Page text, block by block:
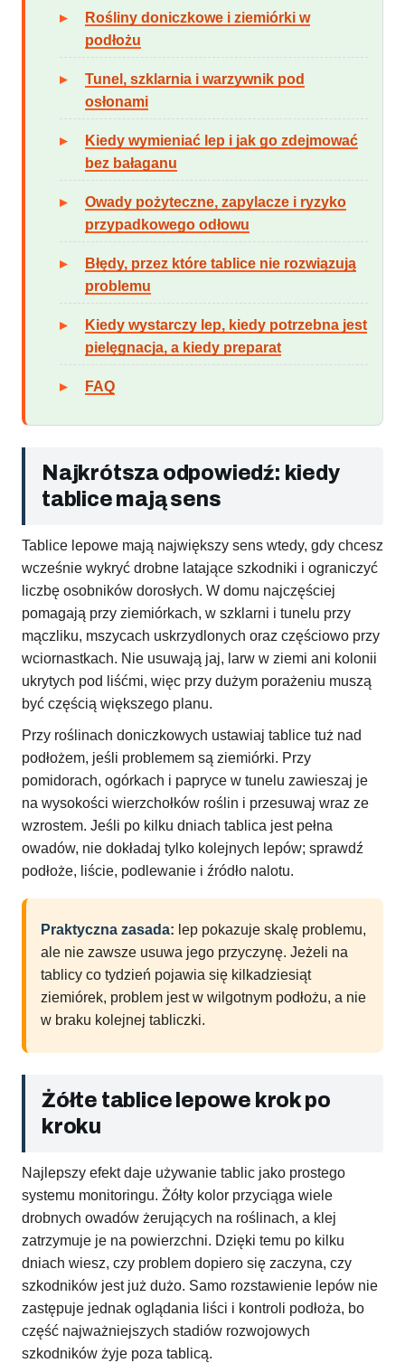
Rośliny doniczkowe i ziemiórki w
podłożu
Tunel, szklarnia i warzywnik pod
osłonami
Kiedy wymieniać lep i jak go zdejmować
bez bałaganu
Owady pożyteczne, zapylacze i ryzyko
przypadkowego odłowu
Błędy, przez które tablice nie rozwiązują
problemu
Kiedy wystarczy lep, kiedy potrzebna jest
pielęgnacja, a kiedy preparat
FAQ
Najkrótsza odpowiedź: kiedy
tablice mają sens
Tablice lepowe mają największy sens wtedy, gdy chcesz
wcześnie wykryć drobne latające szkodniki i ograniczyć
liczbę osobników dorosłych. W domu najczęściej
pomagają przy ziemiórkach, w szklarni i tunelu przy
mączliku, mszycach uskrzydlonych oraz częściowo przy
wciornastkach. Nie usuwają jaj, larw w ziemi ani kolonii
ukrytych pod liśćmi, więc przy dużym porażeniu muszą
być częścią większego planu.
Przy roślinach doniczkowych ustawiaj tablice tuż nad
podłożem, jeśli problemem są ziemiórki. Przy
pomidorach, ogórkach i papryce w tunelu zawieszaj je
na wysokości wierzchołków roślin i przesuwaj wraz ze
wzrostem. Jeśli po kilku dniach tablica jest pełna
owadów, nie dokładaj tylko kolejnych lepów; sprawdź
podłoże, liście, podlewanie i źródło nalotu.
Praktyczna zasada: lep pokazuje skalę problemu,
ale nie zawsze usuwa jego przyczynę. Jeżeli na
tablicy co tydzień pojawia się kilkadziesiąt
ziemiórek, problem jest w wilgotnym podłożu, a nie
w braku kolejnej tabliczki.
Żółte tablice lepowe krok po
kroku
Najlepszy efekt daje używanie tablic jako prostego
systemu monitoringu. Żółty kolor przyciąga wiele
drobnych owadów żerujących na roślinach, a klej
zatrzymuje je na powierzchni. Dzięki temu po kilku
dniach wiesz, czy problem dopiero się zaczyna, czy
szkodników jest już dużo. Samo rozstawienie lepów nie
zastępuje jednak oglądania liści i kontroli podłoża, bo
część najważniejszych stadiów rozwojowych
szkodników żyje poza tablicą.